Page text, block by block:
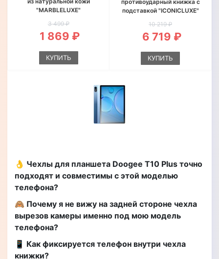
"MARBLELUXE"
3 499 ₽
1 869 ₽
КУПИТЬ
противоударный книжка с
подставкой "ICONICLUXE"
10 219 ₽
6 719 ₽
КУПИТЬ
👌 Чехлы для планшета Doogee T10 Plus точно
подходят и совместимы с этой моделью
телефона?
🙈 Почему я не вижу на задней стороне чехла
вырезов камеры именно под мою модель
телефона?
📱 Как фиксируется телефон внутри чехла
книжки?